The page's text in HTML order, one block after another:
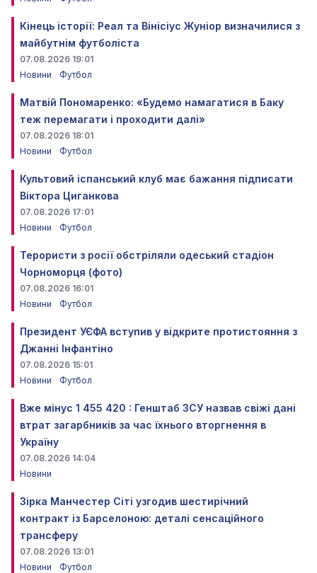
Кінець історії: Реал та Вінісіус Жуніор визначилися з
майбутнім футболіста
07.08.2026 19:01
Новини
Футбол
Матвій Пономаренко: «Будемо намагатися в Баку
теж перемагати і проходити далі»
07.08.2026 18:01
Новини
Футбол
Культовий іспанський клуб має бажання підписати
Віктора Циганкова
07.08.2026 17:01
Новини
Футбол
Терористи з росії обстріляли одеський стадіон
Чорноморця (фото)
07.08.2026 16:01
Новини
Футбол
Президент УЄФА вступив у відкрите протистояння з
Джанні Інфантіно
07.08.2026 15:01
Новини
Футбол
Вже мінус 1 455 420 : Генштаб ЗСУ назвав свіжі дані
втрат загарбників за час їхнього вторгнення в
Україну
07.08.2026 14:04
Новини
Зірка Манчестер Сіті узгодив шестирічний
контракт із Барселоною: деталі сенсаційного
трансферу
07.08.2026 13:01
Новини
Футбол